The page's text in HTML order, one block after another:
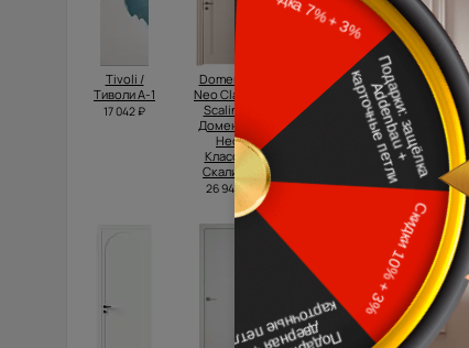
Tivoli /
Тиволи А-1
17 042 ₽
Domenica
Neo Classic
Scalino /
Доменика
Нео
Классик
Скалино
26 945 ₽
Domenica
Neo Classic
Decoro /
19 337 ₽
Tivoli /
Тиволи З-1
32 850 ₽